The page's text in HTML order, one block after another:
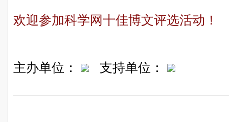
欢迎参加科学网十佳博文评选活动！
主办单位： 支持单位：